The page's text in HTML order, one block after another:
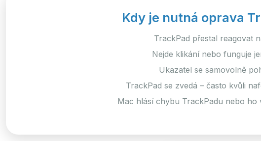
Kdy je nutná oprava
TrackPad přestal reagovat
Nejde klikání nebo funguje
Ukazatel se samovolně
TrackPad se zvedá – často kvůli
Mac hlásí chybu TrackPadu nebo ho